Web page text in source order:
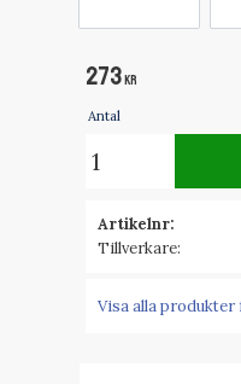
273 KR
Antal
Artikelnr
Tillverkare
Visa alla produkter